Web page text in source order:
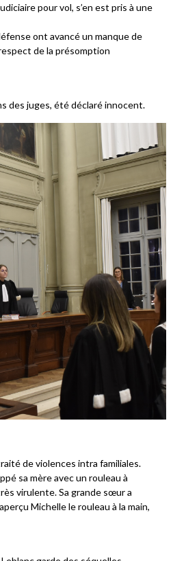
pour vol, s’en est pris à une
ont avancé un manque de
de la présomption
des juges, été déclaré innocent.
de violences intra familiales.
sa mère avec un rouleau à
virulente. Sa grande sœur a
Michelle le rouleau à la main,